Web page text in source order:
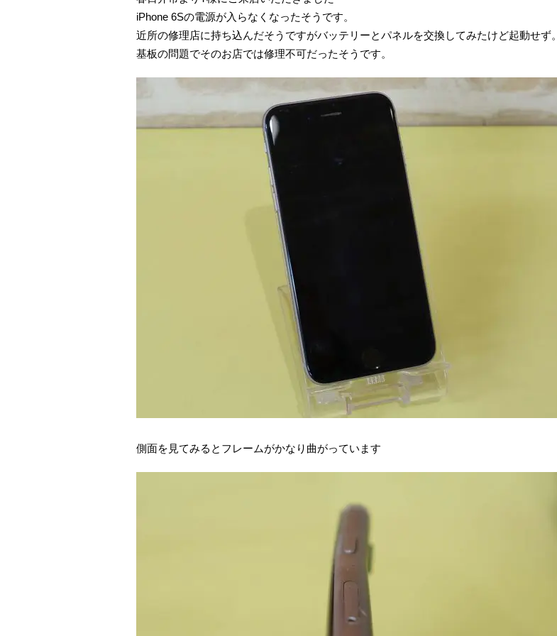
iPhone 6Sの電源が入らなくなったそうです。
近所の修理店に持ち込んだそうですがバッテリーとパネルを交換してみたけど起動せず。
基板の問題でそのお店では修理不可だったそうです。
側面を見てみるとフレームがかなり曲がっています